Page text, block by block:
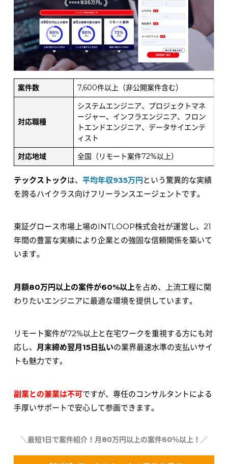
案件数 7,600件以上（非公開案件含む）
対応職種
システムエンジニア、プロジェクトマネ
ージャー、インフラエンジニア、フロン
トエンドエンジニア、データサイエンテ
ィスト
対応地域
全国（リモート案件72%以上）
テックストックは、 平均年収935万円という驚異的な実績
を誇るハイクラス向けフリーランスエージェントです。
東証グロース市場上場のINTLOOP株式会社が運営し、21
年間の豊富な実績により企業との強固な信頼関係を築いて
います。
月額80万円以上の案件が60%以上を占め、上流工程に関
わりたいエンジニアに最適な環境を提供しています。
リモート案件が72%以上と在宅ワークを重視する方にも対
応し、 月末締め翌月15日払いの業界最速水準の支払いサイ
トも魅力です。
副業との兼業は不可ですが、専任のコンサルタントによる
手厚いサポートで安心して参画できます。
＼最短1日で案件紹介！月80万円以上の案件60％以上！／